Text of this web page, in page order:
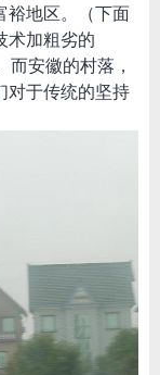
裕地区。（下面
术加粗劣的
安徽的村落，
对于传统的坚持